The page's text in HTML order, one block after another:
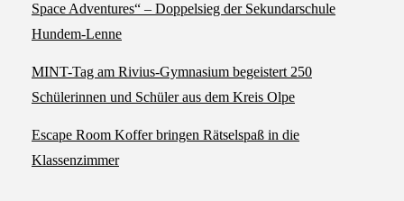
Space Adventures“ – Doppelsieg der Sekundarschule
Hundem-Lenne
MINT-Tag am Rivius-Gymnasium begeistert 250
Schülerinnen und Schüler aus dem Kreis Olpe
Escape Room Koffer bringen Rätselspaß in die
Klassenzimmer